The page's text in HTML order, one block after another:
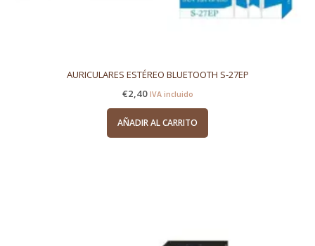
AURICULARES ESTÉREO BLUETOOTH S-27EP
€2,40 IVA incluido
AÑADIR AL CARRITO